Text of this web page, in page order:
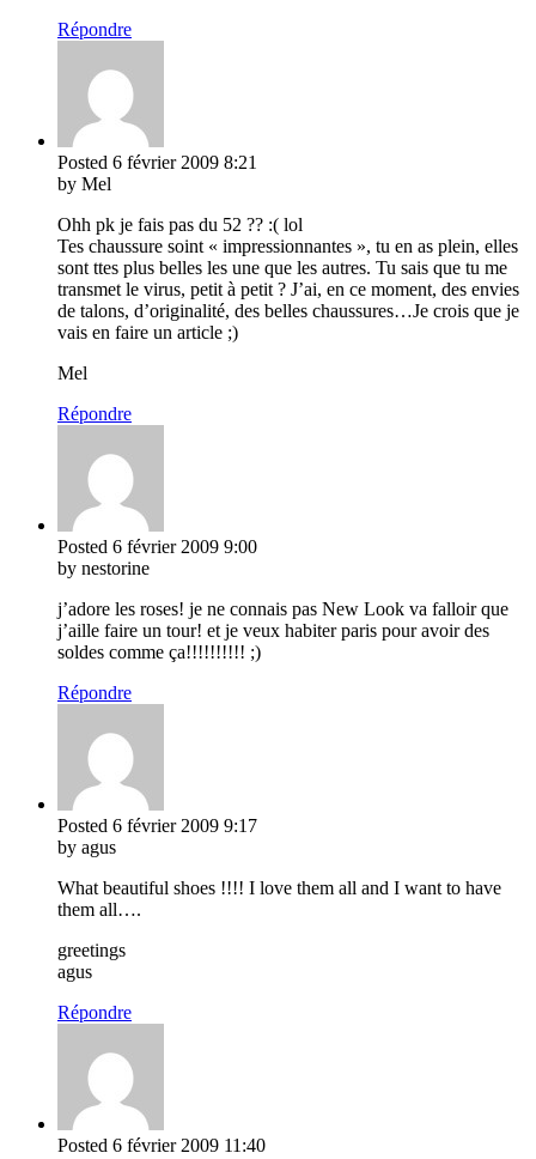
Répondre
Posted 6 février 2009 8:21
by Mel
Ohh pk je fais pas du 52 ?? :( lol
Tes chaussure soint « impressionnantes », tu en as plein, elles
sont ttes plus belles les une que les autres. Tu sais que tu me
transmet le virus, petit à petit ? J’ai, en ce moment, des envies
de talons, d’originalité, des belles chaussures…Je crois que je
vais en faire un article ;)
Mel
Répondre
Posted 6 février 2009 9:00
by nestorine
j’adore les roses! je ne connais pas New Look va falloir que
j’aille faire un tour! et je veux habiter paris pour avoir des
soldes comme ça!!!!!!!!!! ;)
Répondre
Posted 6 février 2009 9:17
by agus
What beautiful shoes !!!! I love them all and I want to have
them all….
greetings
agus
Répondre
Posted 6 février 2009 11:40